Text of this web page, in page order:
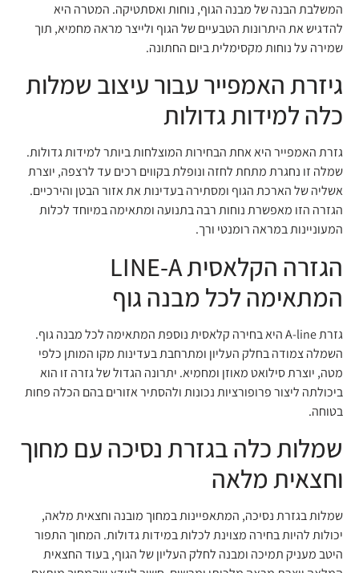
המשלבת הבנה של מבנה הגוף, נוחות ואסתטיקה. המטרה היא
להדגיש את היתרונות הטבעיים של הגוף ולייצר מראה מחמיא, תוך
שמירה על נוחות מקסימלית ביום החתונה.
גיזרת האמפייר עבור עיצוב שמלות
כלה למידות גדולות
גזרת האמפייר היא אחת הבחירות המוצלחות ביותר למידות גדולות.
שמלה זו נחגרת מתחת לחזה ונופלת בקווים רכים עד לרצפה, יוצרת
אשליה של הארכת הגוף ומסתירה בעדינות את אזור הבטן והירכיים.
הגזרה הזו מאפשרת נוחות רבה בתנועה ומתאימה במיוחד לכלות
המעוניינות במראה רומנטי ורך.
הגזרה הקלאסית LINE-A
המתאימה לכל מבנה גוף
גזרת A-line היא בחירה קלאסית נוספת המתאימה לכל מבנה גוף.
השמלה צמודה בחלק העליון ומתרחבת בעדינות מקו המותן כלפי
מטה, יוצרת סילואט מאוזן ומחמיא. יתרונה הגדול של גזרה זו הוא
ביכולתה ליצור פרופורציות נכונות ולהסתיר אזורים בהם הכלה פחות
בטוחה.
שמלות כלה בגזרת נסיכה עם מחוך
וחצאית מלאה
שמלות בגזרת נסיכה, המתאפיינות במחוך מובנה וחצאית מלאה,
יכולות להיות בחירה מצוינת לכלות במידות גדולות. המחוך התפור
היטב מעניק תמיכה ומבנה לחלק העליון של הגוף, בעוד החצאית